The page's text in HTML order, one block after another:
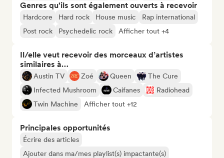
Genres qu'ils sont également ouverts à recevoir
Hardcore Hard rock House music
Rap international
Post rock
Psychedelic rock Afficher tout +4
Il/elle veut recevoir des morceaux d’artistes
similaires à…
Austin TV Zoé Queen
The Cure
Infected Mushroom
Caifanes
Radiohead
Twin Machine
Afficher tout +12
Principales opportunités
Écrire des articles
Ajouter dans ma/mes playlist(s) impactante(s)